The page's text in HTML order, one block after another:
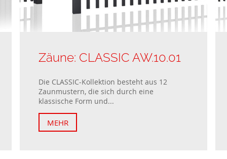
Zäune: CLASSIC AW.10.01
Die CLASSIC-Kollektion besteht aus 12
Zaunmustern, die sich durch eine
klassische Form und...
MEHR